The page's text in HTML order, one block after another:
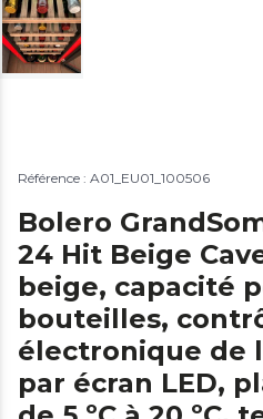
Référence : A01_EU01_100506
Bolero
24 Hit Beige
beige, capacité
bouteilles,
électronique de
par écran LED,